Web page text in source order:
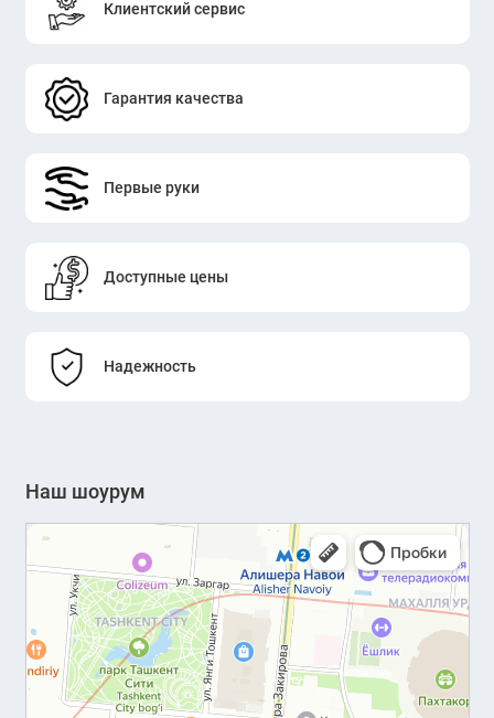
Клиентский сервис
Гарантия качества
Первые руки
Доступные цены
Надежность
Наш шоурум